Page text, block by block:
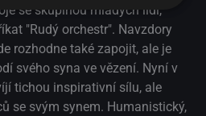
se skupinou mladých lidí,
"Rudý orchestr". Navzdory
rozhodne také zapojit, ale je
svého syna ve vězení. Nyní v
tichou inspirativní sílu, ale
se svým synem. Humanistický,